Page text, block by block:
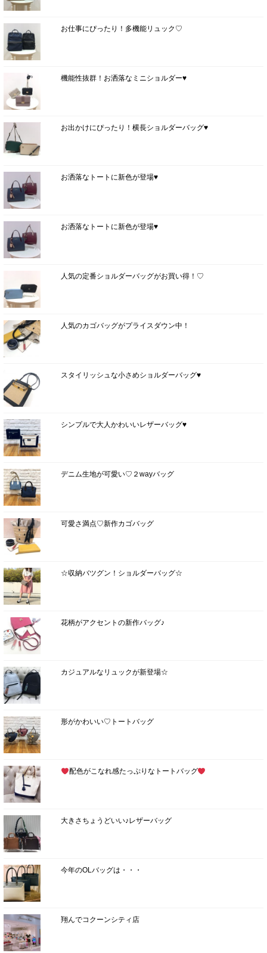
お仕事にぴったり！多機能リュック♡
機能性抜群！お洒落なミニショルダー♥
お出かけにぴったり！横長ショルダーバッグ♥
お洒落なトートに新色が登場♥
お洒落なトートに新色が登場♥
人気の定番ショルダーバッグがお買い得！♡
人気のカゴバッグがプライスダウン中！
スタイリッシュな小さめショルダーバッグ♥
シンプルで大人かわいいレザーバッグ♥
デニム生地が可愛い♡２wayバッグ
可愛さ満点♡新作カゴバッグ
☆収納バツグン！ショルダーバッグ☆
花柄がアクセントの新作バッグ♪
カジュアルなリュックが新登場☆
形がかわいい♡トートバッグ
配色がこなれ感たっぷりなトートバッグ
大きさちょうどいい♪レザーバッグ
今年のOLバッグは・・・
翔んでコクーンシティ店